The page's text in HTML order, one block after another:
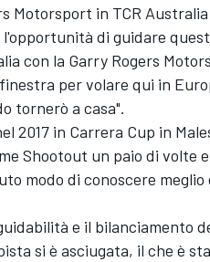
Motorsport in TCR
di guidare
con la Garry Rogers
per volare qui in
tornerò a casa".
2017 in Carrera Cup in
Shootout un paio di volte
modo di conoscere meglio
e il bilanciamento
si è asciugata, il che è